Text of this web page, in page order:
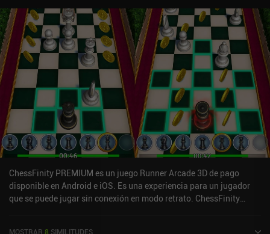
ChessFinity PREMIUM es un juego Runner Arcade 3D de pago
disponible en Android e iOS. Es una experiencia para un jugador
que se puede jugar sin conexión en modo retrato. ChessFinity
MOSTRAR 8 SIMILITUDES